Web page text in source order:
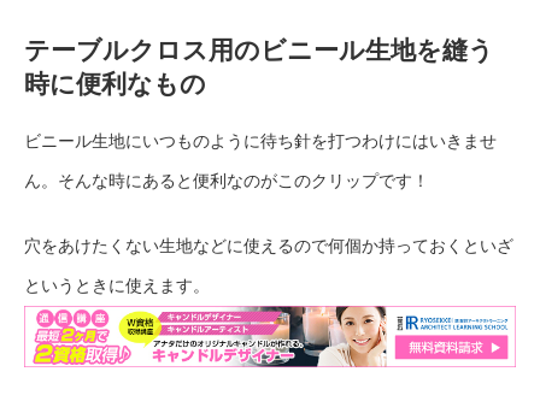
テーブルクロス用のビニール生地を縫う
時に便利なもの
ビニール生地にいつものように待ち針を打つわけにはいきませ
ん。そんな時にあると便利なのがこのクリップです！
穴をあけたくない生地などに使えるので何個か持っておくといざ
というときに使えます。